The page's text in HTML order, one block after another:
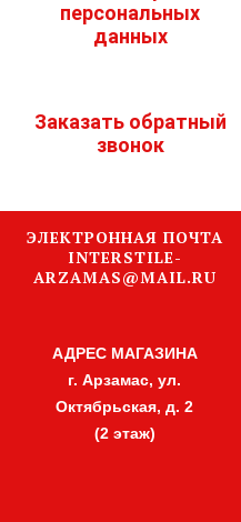
персональных
данных
Заказать обратный
звонок
ЭЛЕКТРОННАЯ ПОЧТА
INTERSTILE-
ARZAMAS@MAIL.RU
АДРЕС МАГАЗИНА
г. Арзамас, ул.
Октябрьская, д. 2
(2 этаж)